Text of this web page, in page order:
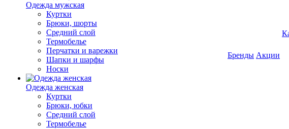
Одежда мужская
Куртки
Брюки, шорты
Средний слой
Термобелье
Перчатки и варежки
Шапки и шарфы
Носки
Одежда женская
Куртки
Брюки, юбки
Средний слой
Термобелье
Бренды Акции